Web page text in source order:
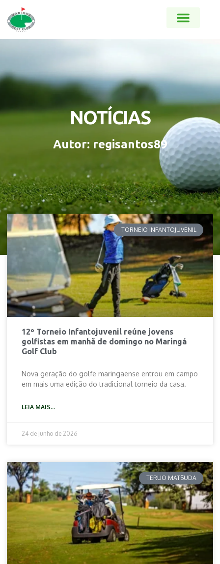
NOTÍCIAS
Autor: regisantos89
TORNEIO INFANTOJUVENIL
12º Torneio Infantojuvenil reúne jovens
golfistas em manhã de domingo no Maringá
Golf Club
Nova geração do golfe maringaense entrou em campo
em mais uma edição do tradicional torneio da casa.
LEIA MAIS...
24 de junho de 2026
TERUO MATSUDA